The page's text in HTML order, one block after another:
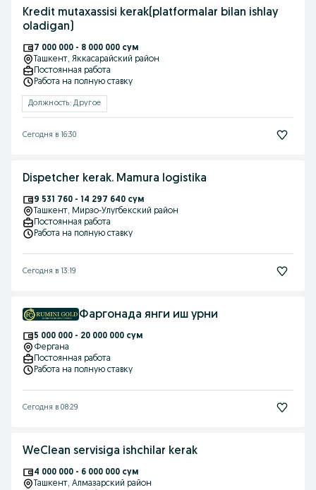
Kredit mutaxassisi kerak(platformalar bilan ishlay
oladigan)
7 000 000 - 8 000 000 сум
Ташкент, Яккасарайский район
Постоянная работа
Работа на полную ставку
Должность: Другое
Сегодня в 16:30
Dispetcher kerak. Mamura logistika
9 531 760 - 14 297 640 сум
Ташкент, Мирзо-Улугбекский район
Постоянная работа
Работа на полную ставку
Сегодня в 13:19
Фаргонада янги иш урни
5 000 000 - 20 000 000 сум
Фергана
Постоянная работа
Работа на полную ставку
Сегодня в 08:29
WeClean servisiga ishchilar kerak
4 000 000 - 6 000 000 сум
Ташкент, Алмазарский район